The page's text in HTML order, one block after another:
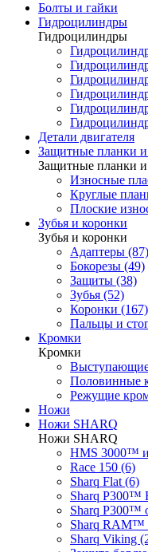
Болты и гайки
Гидроцилиндры
Гидроцилиндры
Детали двигателя
Защитные планки
Защитные планки
Износные
Круглые
Плоские
Зубья и коронки
Зубья и коронки
Адаптеры (87)
Бокорезы (49)
Защиты (38)
Зубья (52)
Коронки (167)
Пальцы и
Кромки
Кромки
Половинные
Режущие
Ножи
Ножи SHARQ
Ножи SHARQ
HMS 3000™
Race 150 (6)
Sharq Flat (6)
Sharq P300™
Sharq P300™
Sharq RAM™
Sharq Viking